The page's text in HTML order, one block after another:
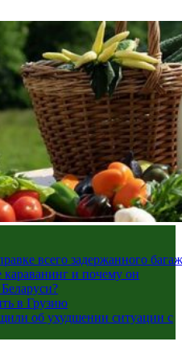
всего задержанного
караванинг и почему он
в Грузию
об ухудшении ситуации с